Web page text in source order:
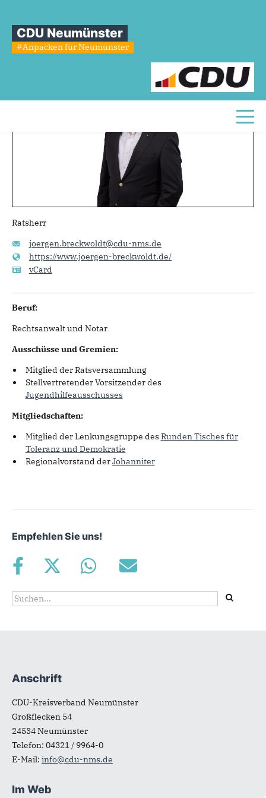
CDU Neumünster
#Anpacken für Neumünster
Sie sind hier
JörgenBreckwoldt
Ratsherr
joergen.breckwoldt@cdu-nms.de
https://www.joergen-breckwoldt.de/
vCard
Beruf:
Rechtsanwalt und Notar
Ausschüsse und Gremien:
Mitglied der Ratsversammlung
Stellvertretender Vorsitzender des
Jugendhilfeausschusses
Mitgliedschaften:
Mitglied der Lenkungsgruppe des Runden Tisches für
Toleranz und Demokratie
Regionalvorstand derJohanniter
Empfehlen Sie uns!
Suchformular
Suche
Fußbereich
Anschrift
CDU-Kreisverband Neumünster
Großflecken 54
24534Neumünster
Telefon: 04321 / 9964-0
E-Mail: info@cdu-nms.de
Im Web